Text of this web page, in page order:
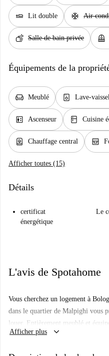
airline_seat_flat Lit double ac_unit Air
soap Salle de bain privée balcony
Équipements de la
chair Meublé dishwasher_gen Lave-
elevator Ascenseur kitchen Cuisine
water_heater Chauffage central oven_gen
Afficher toutes (15)
Détails
certificat
énergétique
Le
L'avis de Spotahome
Vous cherchez un logement à
dans le quartier de Malpighi vous
louer. Entièrement meublé et
équipée, d'un lave-linge et d'un
Afficher plus keyboard_arrow_down